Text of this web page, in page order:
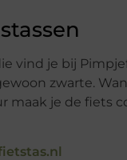
vind je bij
zwarte.
je de fiets